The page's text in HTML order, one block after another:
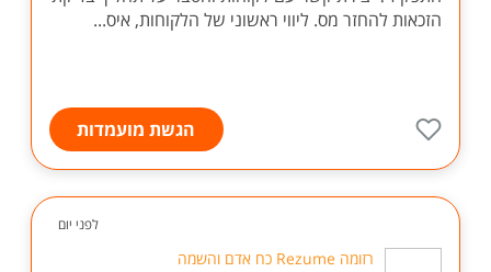
הזכאות להחזר מס. ליווי ראשוני של הלקוחות, איס...
הגשת מועמדות
לפני יום
רזומה Rezume כח אדם והשמה